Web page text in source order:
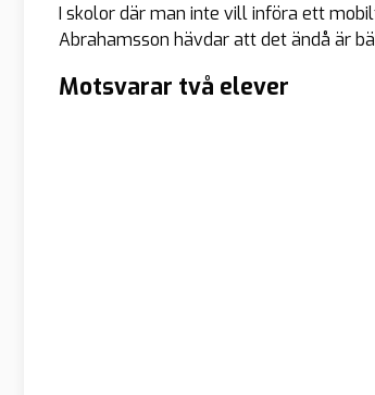
I skolor där man inte vill införa ett
Abrahamsson hävdar att det ändå är
Motsvarar två elever